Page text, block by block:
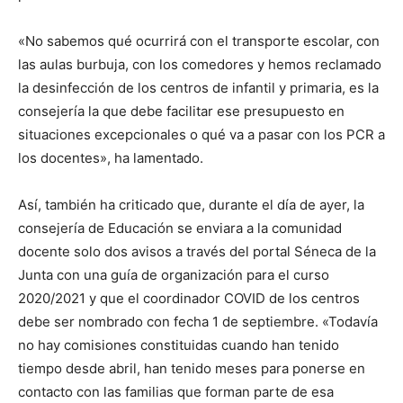
«No sabemos qué ocurrirá con el transporte escolar, con
las aulas burbuja, con los comedores y hemos reclamado
la desinfección de los centros de infantil y primaria, es la
consejería la que debe facilitar ese presupuesto en
situaciones excepcionales o qué va a pasar con los PCR a
los docentes», ha lamentado.
Así, también ha criticado que, durante el día de ayer, la
consejería de Educación se enviara a la comunidad
docente solo dos avisos a través del portal Séneca de la
Junta con una guía de organización para el curso
2020/2021 y que el coordinador COVID de los centros
debe ser nombrado con fecha 1 de septiembre. «Todavía
no hay comisiones constituidas cuando han tenido
tiempo desde abril, han tenido meses para ponerse en
contacto con las familias que forman parte de esa